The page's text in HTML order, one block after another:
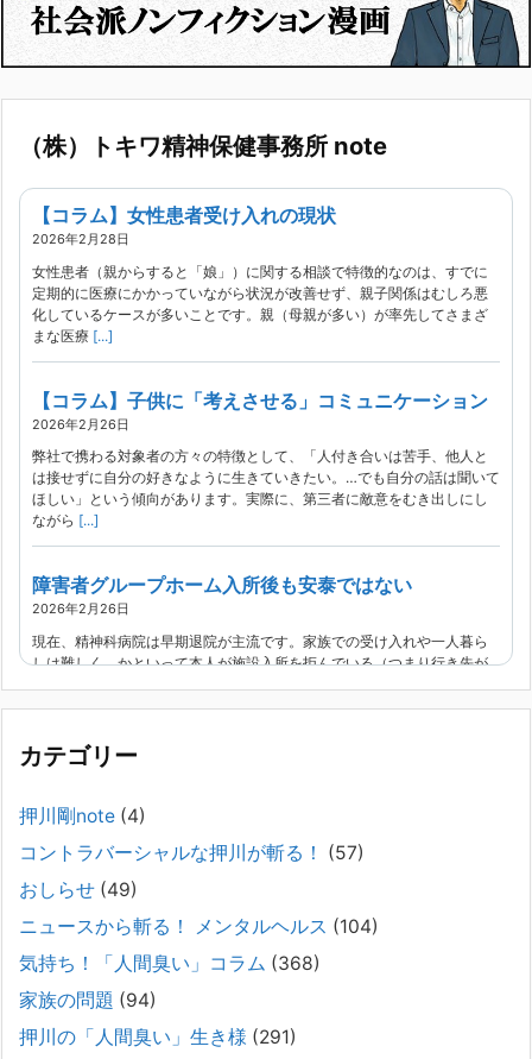
（株）トキワ精神保健事務所 note
【コラム】女性患者受け入れの現状
2026年2月28日
女性患者（親からすると「娘」）に関する相談で特徴的なのは、すでに
定期的に医療にかかっていながら状況が改善せず、親子関係はむしろ悪
化しているケースが多いことです。親（母親が多い）が率先してさまざ
まな医療 [...]
【コラム】子供に「考えさせる」コミュニケーション
2026年2月26日
弊社で携わる対象者の方々の特徴として、「人付き合いは苦手、他人と
は接せずに自分の好きなように生きていきたい。…でも自分の話は聞いて
ほしい」という傾向があります。実際に、第三者に敵意をむき出しにし
ながら [...]
障害者グループホーム入所後も安泰ではない
2026年2月26日
現在、精神科病院は早期退院が主流です。家族での受け入れや一人暮ら
しは難しく、かといって本人が施設入所を拒んでいる（つまり行き先が
困ってし[...]
精神科から「退院できます」と言われた家族へ──退院
2026年2月21日
通常価格 2,980円 → 今だけ 1,480円（50％OFF）こちらのnoteは、
（株）トキワ精神保健事務所（所長：押川剛）が支援の現場で行なって
きた実務対応を、家族向けに整理しています。 続きをみ
#042 精神疾患の子どもと健全なコミュニケーション
がとれない（母娘編）。
2025年8月17日
弊社は、病識のない重篤な精神疾患を抱えるご家族からのご相談を受
カテゴリー
押川剛note (4)
コントラバーシャルな押川が斬る！
(57)
おしらせ (49)
ニュースから斬る！ メンタルヘルス (104)
気持ち！「人間臭い」コラム (368)
家族の問題 (94)
押川の「人間臭い」生き様 (291)